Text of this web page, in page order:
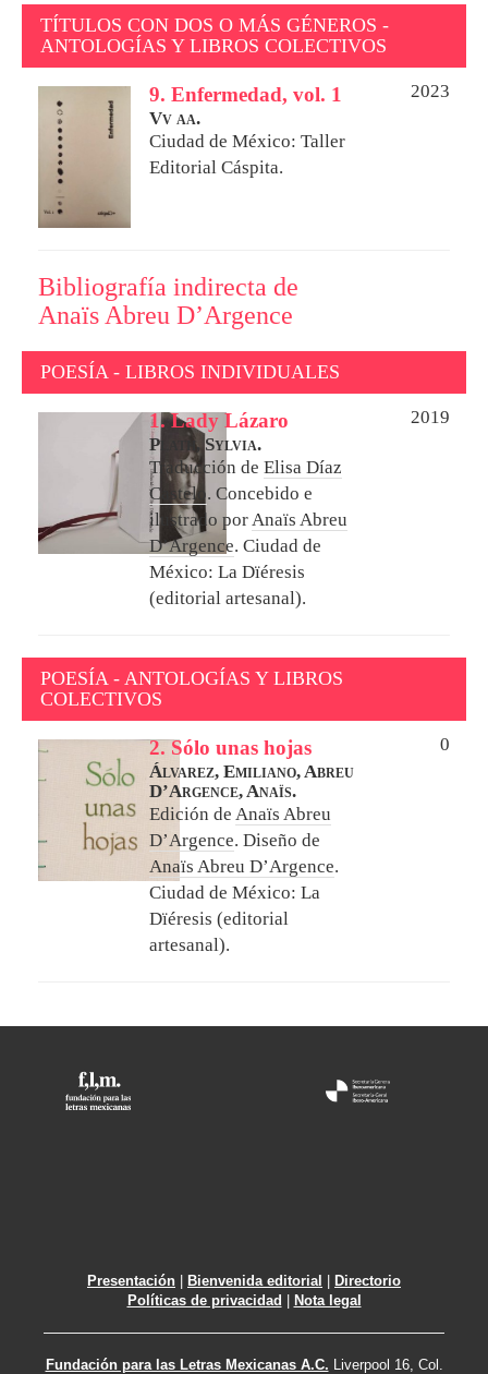
TÍTULOS CON DOS O MÁS GÉNEROS -
ANTOLOGÍAS Y LIBROS COLECTIVOS
9. Enfermedad, vol. 1
2023
Vv aa.
Ciudad de México: Taller
Editorial Cáspita.
Bibliografía indirecta de
Anaïs Abreu D’Argence
POESÍA - LIBROS INDIVIDUALES
1. Lady Lázaro
2019
Plath, Sylvia.
Traducción de Elisa Díaz
Castelo. Concebido e
ilustrado porAnaïs Abreu
D’Argence. Ciudad de
México: La Dïéresis
(editorial artesanal).
POESÍA - ANTOLOGÍAS Y LIBROS
COLECTIVOS
2. Sólo unas hojas
0
Álvarez, Emiliano,Abreu
D’Argence, Anaïs.
Edición de Anaïs Abreu
D’Argence. Diseño de
Anaïs Abreu D’Argence.
Ciudad de México: La
Dïéresis (editorial
artesanal).
Presentación Bienvenida editorial
Directorio
Políticas de privacidad
Nota legal
Fundación para las Letras Mexicanas A.C. Liverpool 16, Col.